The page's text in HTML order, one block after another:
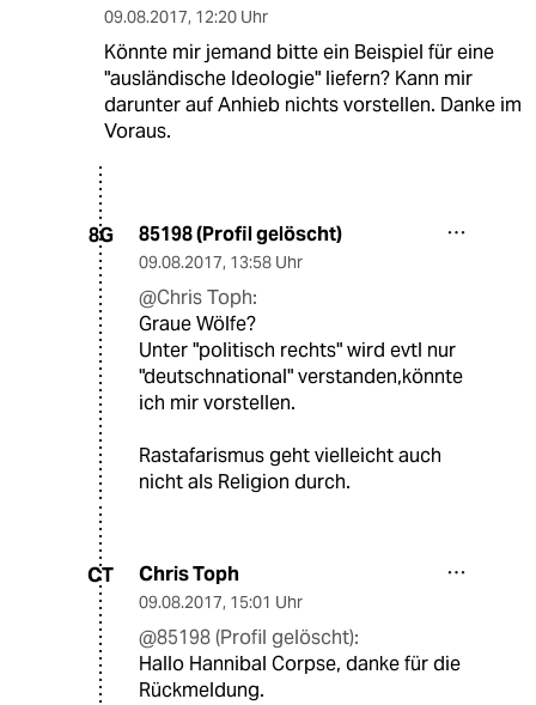
09.08.2017, 12:20 Uhr
Könnte mir jemand bitte ein Beispiel für eine
"ausländische Ideologie" liefern? Kann mir
darunter auf Anhieb nichts vorstellen. Danke im
Voraus.
8G 85198 (Profil gelöscht)
09.08.2017, 13:58 Uhr
@Chris Toph:
Graue Wölfe?
Unter "politisch rechts" wird evtl nur
"deutschnational" verstanden,könnte
ich mir vorstellen.
Rastafarismus geht vielleicht auch
nicht als Religion durch.
CT Chris Toph
09.08.2017, 15:01 Uhr
@85198 (Profil gelöscht):
Hallo Hannibal Corpse, danke für die
Rückmeldung.